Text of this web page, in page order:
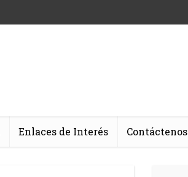
Enlaces de Interés Contáctenos